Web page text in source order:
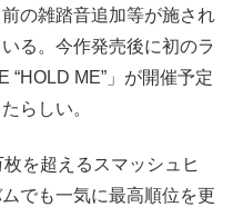
の雑踏音追加等が施され
る。今作発売後に初のラ
“HOLD ME”」が開催予定
らしい。
を超えるスマッシュヒ
でも一気に最高順位を更